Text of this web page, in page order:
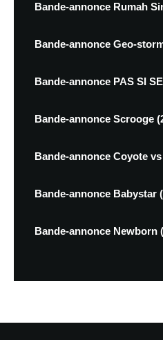
Bande-annonce Rumah
Bande-annonce Geo-
Bande-annonce PAS SI
Bande-annonce Scrooge
Bande-annonce Coyote
Bande-annonce Babystar
Bande-annonce Newborn